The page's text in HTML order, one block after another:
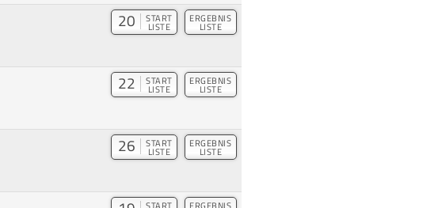
20 START
LISTE
ERGEBNIS
LISTE
22 START
LISTE
ERGEBNIS
LISTE
26 START
LISTE
ERGEBNIS
LISTE
START ERGEBNIS